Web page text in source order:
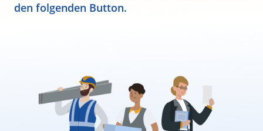
den folgenden Button.